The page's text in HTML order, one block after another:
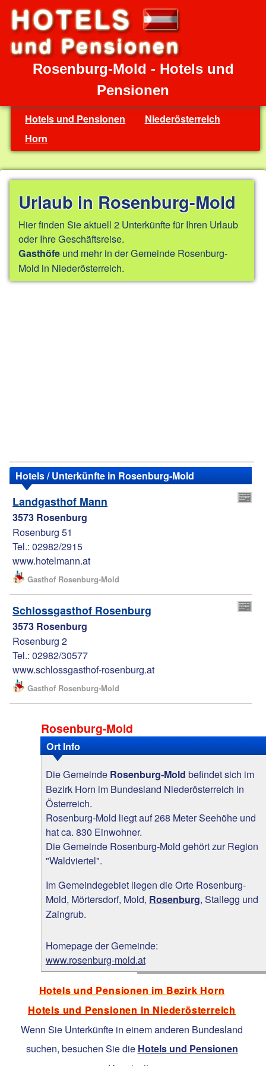
Rosenburg-Mold - Hotels und
Pensionen
Hotels und Pensionen
Niederösterreich
Horn
Urlaub in Rosenburg-Mold
Hier finden Sie aktuell 2 Unterkünfte für Ihren Urlaub
oder Ihre Geschäftsreise.
Gasthöfe und mehr in der Gemeinde Rosenburg-
Mold in Niederösterreich.
Hotels / Unterkünfte in Rosenburg-Mold
Landgasthof Mann
3573 Rosenburg
Rosenburg 51
Tel.: 02982/2915
www.hotelmann.at
Gasthof Rosenburg-Mold
Schlossgasthof Rosenburg
3573 Rosenburg
Rosenburg 2
Tel.: 02982/30577
www.schlossgasthof-rosenburg.at
Gasthof Rosenburg-Mold
Rosenburg-Mold
Ort Info
Die Gemeinde Rosenburg-Mold befindet sich im
Bezirk Horn im Bundesland Niederösterreich in
Österreich.
Rosenburg-Mold liegt auf 268 Meter Seehöhe und
hat ca. 830 Einwohner.
Die Gemeinde Rosenburg-Mold gehört zur Region
"Waldviertel".
Im Gemeindegebiet liegen die Orte Rosenburg-
Mold, Mörtersdorf, Mold, Rosenburg, Stallegg und
Zaingrub.
Homepage der Gemeinde:
www.rosenburg-mold.at
Hotels und Pensionen im Bezirk Horn
Hotels und Pensionen in Niederösterreich
Wenn Sie Unterkünfte in einem anderen Bundesland
suchen, besuchen Sie die Hotels und Pensionen